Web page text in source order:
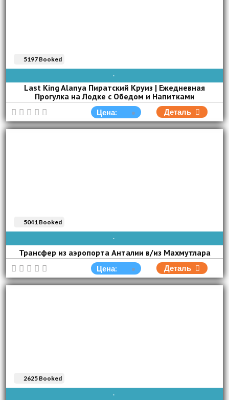
AVAIBLE EVERY DAY
Last King Alanya Пиратский Круиз | Ежедневная
Прогулка на Лодке с Обедом и Напитками
5197 Booked
Цена: Деталь
AVAIBLE EVERY DAY
Трансфер из аэропорта Анталии в/из Махмутлара
5041 Booked
Цена: Деталь
AVAIBLE EVERY DAY
2625 Booked